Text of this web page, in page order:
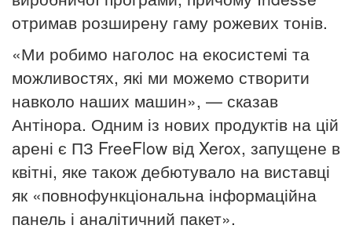
отримав розширену гаму рожевих тонів.
«Ми робимо наголос на екосистемі та
можливостях, які ми можемо створити
навколо наших машин», — сказав
Антінора. Одним із нових продуктів на цій
арені є ПЗ FreeFlow від Xerox, запущене в
квітні, яке також дебютувало на виставці
як «повнофункціональна інформаційна
панель і аналітичний пакет».